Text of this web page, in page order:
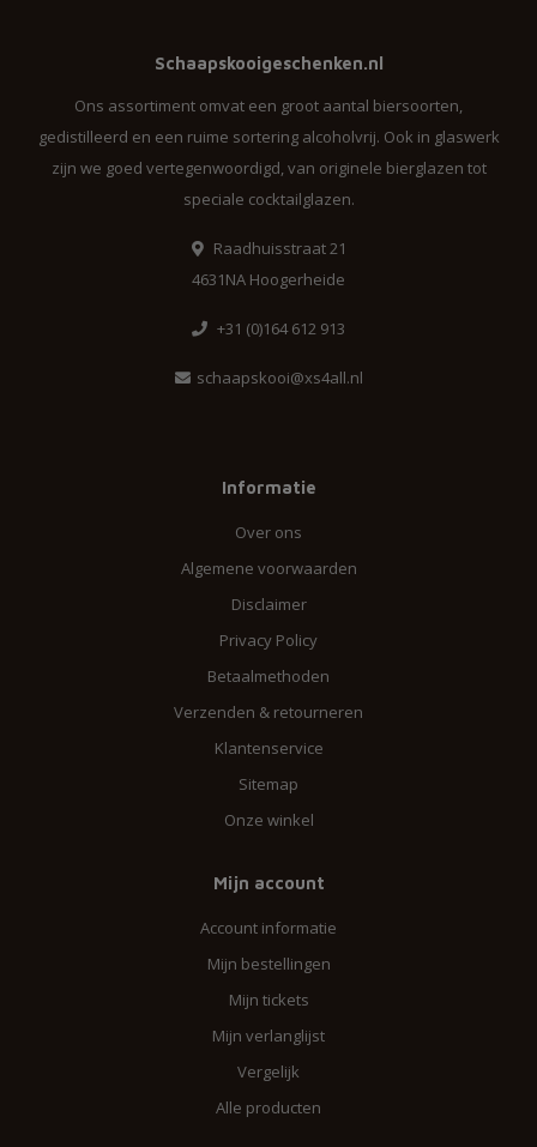
Schaapskooigeschenken.nl
Ons assortiment omvat een groot aantal biersoorten,
gedistilleerd en een ruime sortering alcoholvrij. Ook in glaswerk
zijn we goed vertegenwoordigd, van originele bierglazen tot
speciale cocktailglazen.
Raadhuisstraat 21
4631NA Hoogerheide
+31 (0)164 612 913
schaapskooi@xs4all.nl
Informatie
Over ons
Algemene voorwaarden
Disclaimer
Privacy Policy
Betaalmethoden
Verzenden & retourneren
Klantenservice
Sitemap
Onze winkel
Mijn account
Account informatie
Mijn bestellingen
Mijn tickets
Mijn verlanglijst
Vergelijk
Alle producten